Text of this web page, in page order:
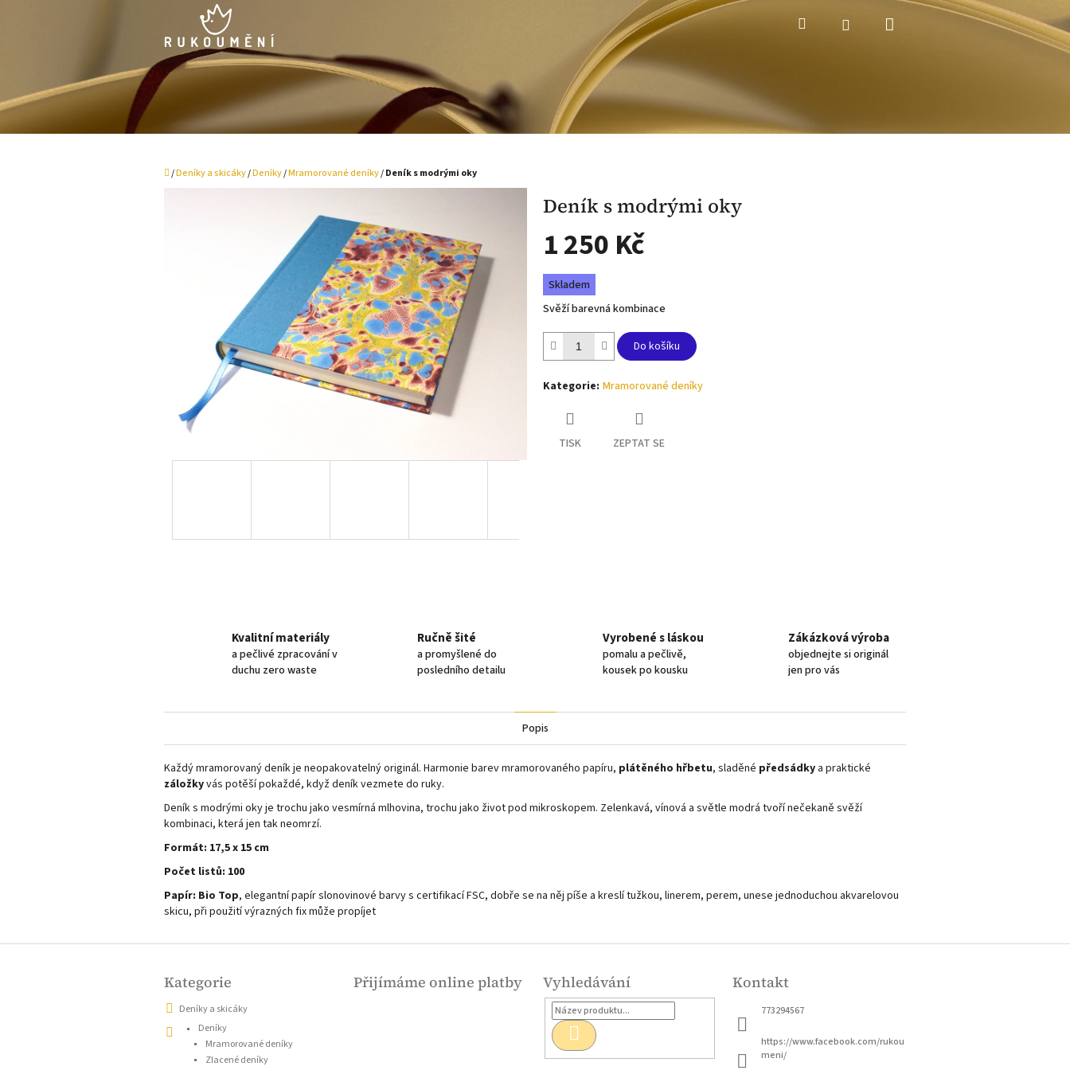
Hledat Přihlášení
Domů
/Deníky a skicáky/Deníky/Mramorované deníky/Deník s modrými oky
Deník s modrými oky
1 250 Kč
Měrná
cena:
Skladem
Svěží barevná kombinace
Do košíku
Kategorie: Mramorované deníky
TISK ZEPTAT SE
Kvalitní materiály
a pečlivé zpracování v
duchu zero waste
Ručně šité
a promyšlené do
posledního detailu
Vyrobené s láskou
pomalu a pečlivě,
kousek po kousku
Zákázková výroba
objednejte si originál
jen pro vás
Popis
Každý mramorovaný deník je neopakovatelný originál. Harmonie barev mramorovaného papíru, plátěného hřbetu, sladěné předsádky a praktické
záložkyvás potěší pokaždé, když deník vezmete do ruky.
Deník s modrými oky je trochu jako vesmírná mlhovina, trochu jako život pod mikroskopem. Zelenkavá, vínová a světle modrá tvoří nečekaně svěží
kombinaci, která jen tak neomrzí.
Formát: 17,5 x 15 cm
Počet listů: 100
Papír: Bio Top, elegantní papír slonovinové barvy s certifikací FSC, dobře se na něj píše a kreslí tužkou, linerem, perem, unese jednoduchou akvarelovou
skicu, při použití výrazných fix může propíjet
kategorie
Kategorie
Deníky a skicáky
Deníky
Mramorované deníky
Zlacené deníky
Přijímáme online platby Vyhledávání
Hledat
Kontakt
773294567
https://www.facebook.com/rukou
meni/